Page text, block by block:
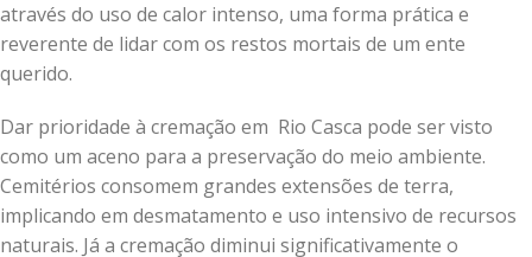
através do uso de calor intenso, uma forma prática e
reverente de lidar com os restos mortais de um ente
querido.
Dar prioridade à cremação em Rio Casca pode ser visto
como um aceno para a preservação do meio ambiente.
Cemitérios consomem grandes extensões de terra,
implicando em desmatamento e uso intensivo de recursos
naturais. Já a cremação diminui significativamente o